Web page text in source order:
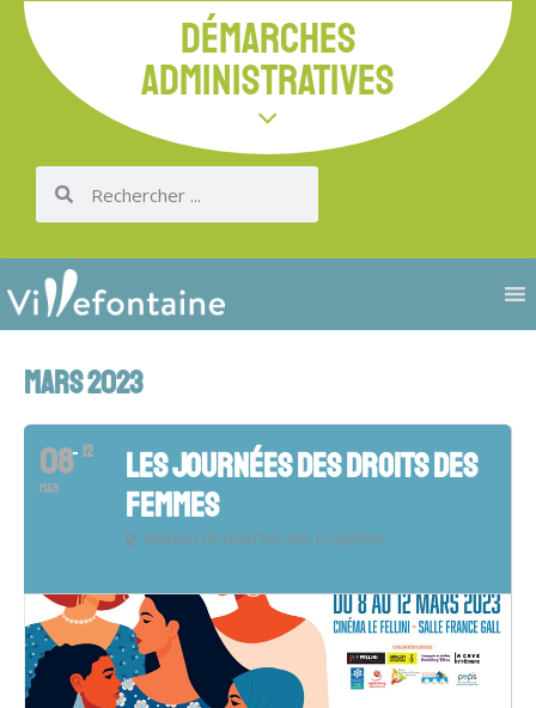
DÉMARCHES
ADMINISTRATIVES
MARS 2023
08
MAR
12
LES JOURNÉES DES DROITS DES
FEMMES
Maison de quartier des Fougères